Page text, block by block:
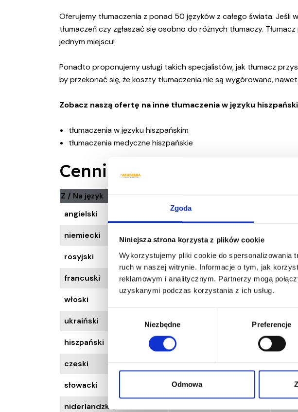
Zgoda
Niniejsza strona korzysta z plików cookie
Wykorzystujemy pliki cookie do spersonalizowania
ruch w naszej witrynie. Informacje o tym, jak
reklamowym i analitycznym. Partnerzy mogą
uzyskanymi podczas korzystania z ich usług.
d
Niezbędne Preferencje
Odmowa
Oferujemy tłumaczenia z ponad 50 języków z całego świata.
tłumaczeń czy zgłaszać się osobno do różnych tłumaczy.
jednym miejscu!
Ponadto proponujemy usługi takich specjalistów, jak tłumacz
by przekonać się, że koszty tłumaczenia nie są wygórowane,
Zobacz naszą ofertę na inne tłumaczenia w języku
tłumaczenia w języku hiszpańskim
tłumaczenia medyczne hiszpańskie
Cennik
Z / Na język Przy zamówieniu w biurze* Przy
angielski
niemiecki 65 PLN
rosyjski 75 PLN
francuski 65 PLN
włoski
ukraiński 75 PLN
hiszpański 75 PLN
czeski 75 PLN
słowacki
niderlandzki / holenderski